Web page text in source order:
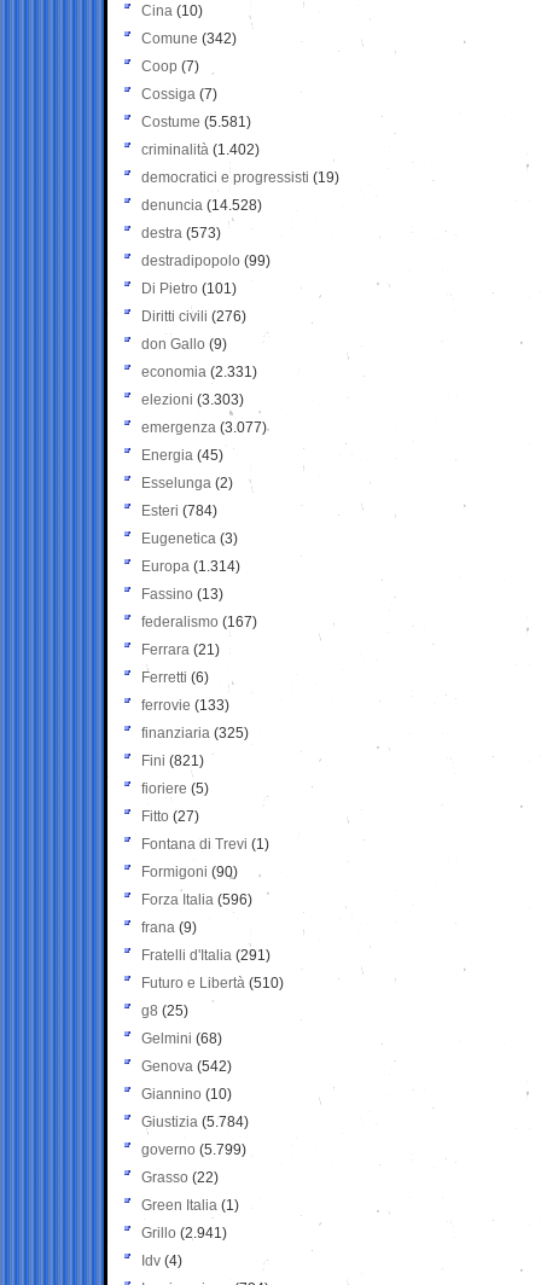
Cina (10)
Comune (342)
Coop (7)
Cossiga (7)
Costume (5.581)
criminalità (1.402)
democratici e progressisti (19)
denuncia (14.528)
destra (573)
destradipopolo (99)
Di Pietro (101)
Diritti civili (276)
don Gallo (9)
economia (2.331)
elezioni (3.303)
emergenza (3.077)
Energia (45)
Esselunga (2)
Esteri (784)
Eugenetica (3)
Europa (1.314)
Fassino (13)
federalismo (167)
Ferrara (21)
Ferretti (6)
ferrovie (133)
finanziaria (325)
Fini (821)
fioriere (5)
Fitto (27)
Fontana di Trevi (1)
Formigoni (90)
Forza Italia (596)
frana (9)
Fratelli d'Italia (291)
Futuro e Libertà (510)
g8 (25)
Gelmini (68)
Genova (542)
Giannino (10)
Giustizia (5.784)
governo (5.799)
Grasso (22)
Green Italia (1)
Grillo (2.941)
Idv (4)